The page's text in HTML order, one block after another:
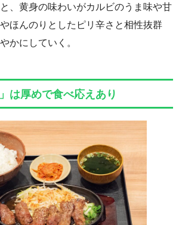
、黄身の味わいがカルビのうま味や甘
ほんのりとしたピリ辛さと相性抜群
かにしていく。
は厚めで食べ応えあり